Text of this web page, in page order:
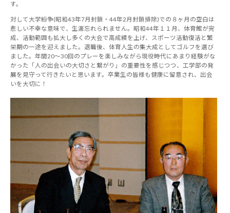
す。
対して大学紛争(昭和43年7月封鎖・44年2月封鎖排除)での８ヶ月の空白は
悲しい不幸な意味で、生涯忘れられません。昭和44年１１月、体育館が完
成、活動範囲も拡大し多くの大会で高成績を上げ、スポーツ活動復活と繁
栄期の一途を迎えました。退職後、体育人生の集大成としてゴルフを選び
ました。年間20～30回のプレーを楽しみながら現役時代にあまり経験がな
かった「人の出会いの大切さと繋がり」の重要性を感じつつ、工学部の発
展を見守って行きたいと思います。卒業生の皆様も健康に留意され、出会
いを大切に！